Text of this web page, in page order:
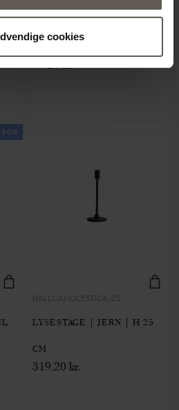
cookies
H LYSESTAGE | GLASERET
79.20 kr.
BALLCANDLESTICK-25
LYSESTAGE | JERN | H 25
CM
319.20 kr.